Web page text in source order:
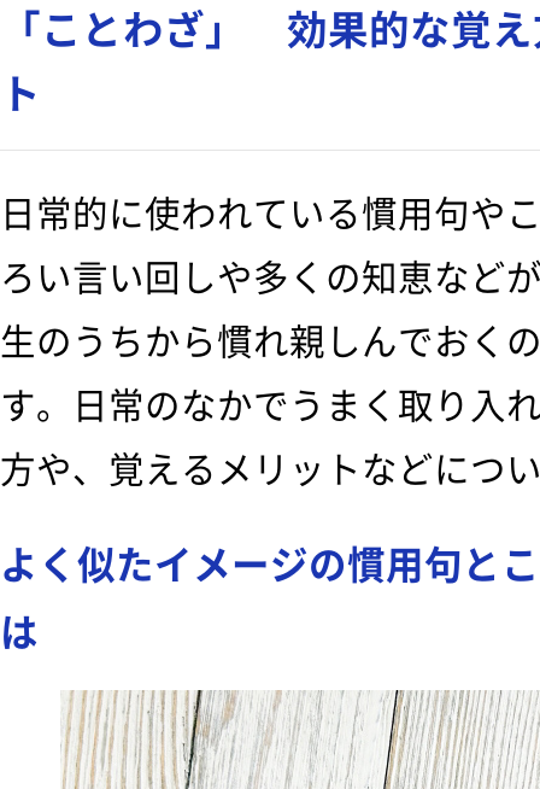
「ことわざ」 効果的な覚
ト
日常的に使われている慣用句や
ろい言い回しや多くの知恵など
生のうちから慣れ親しんでおく
す。日常のなかでうまく取り入
方や、覚えるメリットなどにつ
よく似たイメージの慣用句と
は